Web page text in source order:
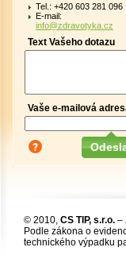
Tel.: +420 603 281 096
E-mail:
info@zdravotyka.cz
Text Vašeho dotazu
Vaše e-mailová
© 2010, CS TIP, s.r.o. –
Podle zákona o
technického výpadku